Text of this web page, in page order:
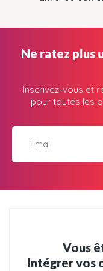
Ne ratez plus
Inscrivez-vous et
pour toutes les
Vous
Intégrer vos